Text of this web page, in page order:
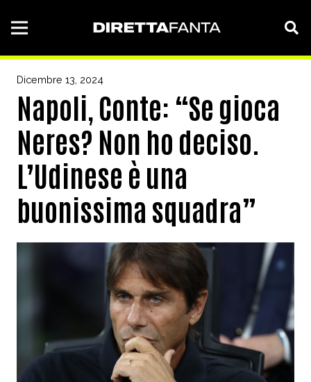
Dicembre 13, 2024
Napoli, Conte: “Se gioca
Neres? Non ho deciso.
L’Udinese è una
buonissima squadra”